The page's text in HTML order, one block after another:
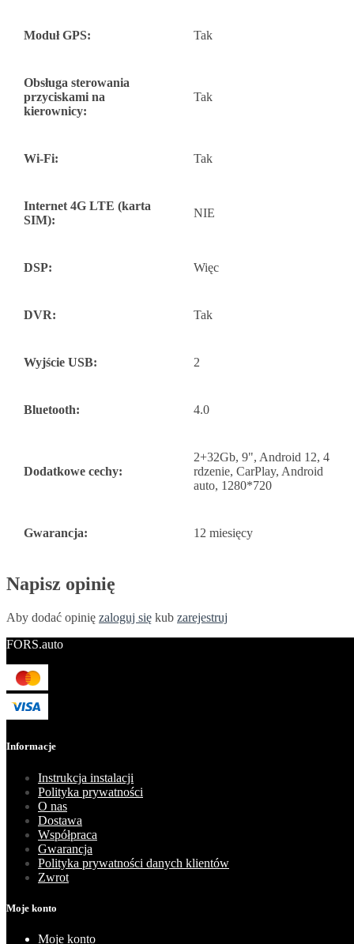
Moduł GPS: Tak
Obsługa sterowania
przyciskami na
kierownicy:
Tak
Wi-Fi: Tak
Internet 4G LTE (karta
SIM):
NIE
DSP: Więc
DVR: Tak
Wyjście USB: 2
Bluetooth: 4.0
Dodatkowe cechy:
2+32Gb, 9", Android 12, 4
rdzenie, CarPlay, Android
auto, 1280*720
Gwarancja: 12 miesięcy
Napisz opinię
Aby dodać opinię zaloguj się kub zarejestruj
FORS.auto
Informacje
Instrukcja instalacji
Polityka prywatności
O nas
Dostawa
Współpraca
Gwarancja
Polityka prywatności danych klientów
Zwrot
Moje konto
Moje konto